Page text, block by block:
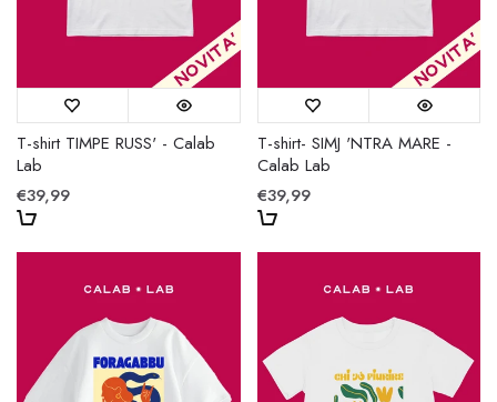
T-shirt TIMPE RUSS' - Calab
Lab
€39,99
T-shirt- SIMJ 'NTRA MARE -
Calab Lab
€39,99